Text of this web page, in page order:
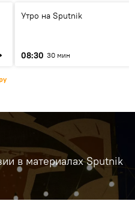
Утро на Sputnik
08:30 30 мин
в материалах Sputnik